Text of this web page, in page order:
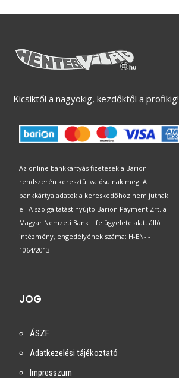
Kicsiktől a nagyokig, kezdőktől a profikig!
Az online bankkártyás fizetések a Barion
rendszerén keresztül valósulnak meg. A
bankkártya adatok a kereskedőhöz nem jutnak
el. A szolgáltatást nyújtó Barion Payment Zrt. a
Magyar Nemzeti Bank felügyelete alatt álló
intézmény, engedélyének száma: H-EN-I-
1064/2013.
JOG
ÁSZF
Adatkezelési tájékoztató
Impresszum